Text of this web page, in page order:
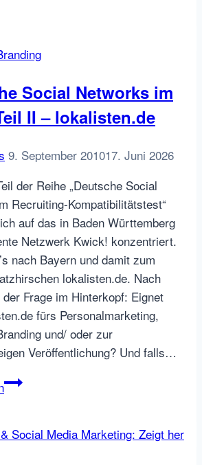
Inbound
zu
machen
Social Networks im
II – lokalisten.de
9. September 201017. Juni 2026
der Reihe „Deutsche Social
Recruiting-Kompatibilitätstest“
auf das in Baden Württemberg
Netzwerk Kwick! konzentriert.
nach Bayern und damit zum
lokalisten.de. Nach
Frage im Hinterkopf: Eignet
fürs Personalmarketing,
und/ oder zur
Veröffentlichung? Und falls…
Deutsche
im